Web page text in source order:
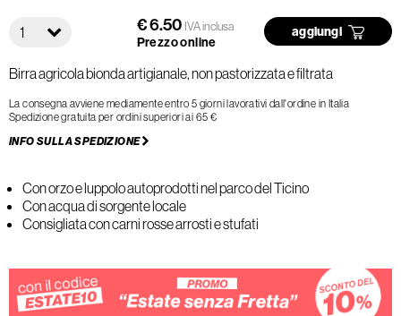
1 € 6.50 IVA inclusa
Prezzo online
aggiungi
Birra agricola bionda artigianale, non pastorizzata e filtrata
La consegna avviene mediamente entro 5 giorni lavorativi dall'ordine in Italia
Spedizione gratuita per ordini superiori ai 65 €
INFO SULLA SPEDIZIONE
Con orzo e luppolo autoprodotti nel parco del Ticino
Con acqua di sorgente locale
Consigliata con carni rosse arrosti e stufati